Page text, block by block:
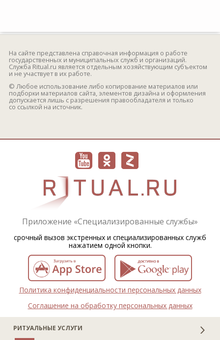
РИТУАЛЬНЫЕ УСЛУГИ
На сайте представлена справочная информация о работе
государственных и муниципальных служб и организаций.
Служба Ritual.ru является отдельным хозяйствующим субъектом
и не участвует в их работе.
© Любое использование либо копирование материалов или
подборки материалов сайта, элементов дизайна и оформления
допускается лишь с разрешения правообладателя и только
со ссылкой на источник.
Приложение «Специализированные службы»
срочный вызов экстренных и специализированных служб
нажатием одной кнопки.
Политика конфиденциальности персональных данных
Соглашение на обработку персональных данных